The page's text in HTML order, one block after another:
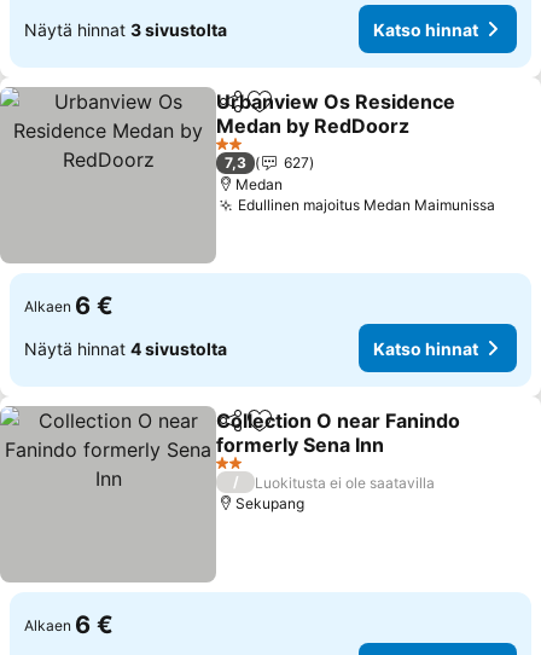
Näytä hinnat 3 sivustolta Katso hinnat
Jaa Lisää suosikkeihin
Urbanview Os Residence
Medan by RedDoorz
2 Tähtiluokitus
7,3
627
Medan
Edullinen majoitus Medan Maimunissa
Alkaen 6 €
Näytä hinnat 4 sivustolta Katso hinnat
Jaa Lisää suosikkeihin
Collection O near Fanindo
formerly Sena Inn
2 Tähtiluokitus
/
Luokitusta ei ole saatavilla
Sekupang
Alkaen 6 €